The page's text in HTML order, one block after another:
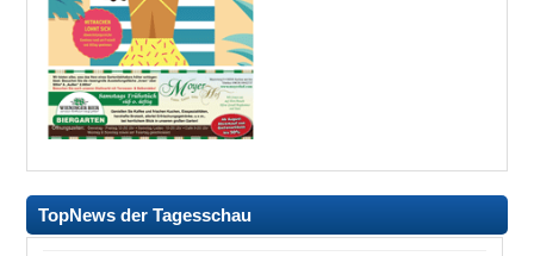
TopNews der Tagesschau